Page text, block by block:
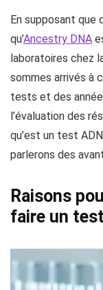
En supposant que
qu’Ancestry DNA
laboratoires chez
sommes arrivés à
tests et des
l’évaluation des
qu’est un test
parlerons des
Raisons
faire un